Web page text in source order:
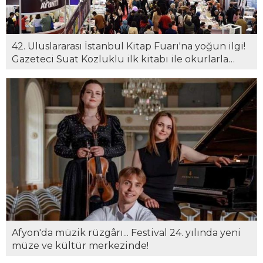
42. Uluslararası İstanbul Kitap Fuarı'na yoğun ilgi!
Gazeteci Suat Kozluklu ilk kitabı ile okurlarla
Afyon'da müzik rüzgârı... Festival 24. yılında yeni
müze ve kültür merkezinde!